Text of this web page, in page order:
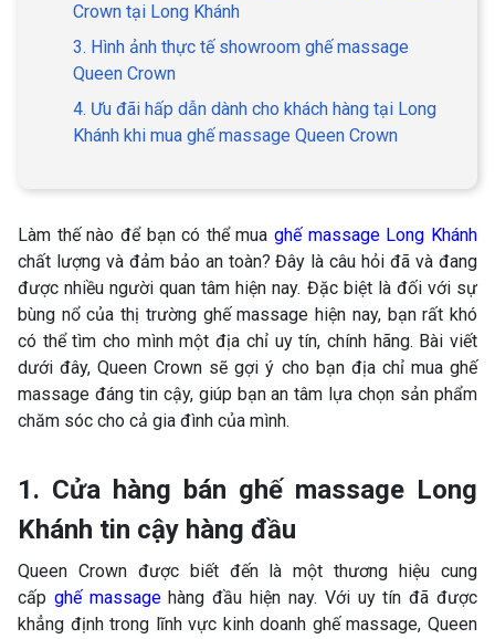
Crown tại Long Khánh
3. Hình ảnh thực tế showroom ghế massage
Queen Crown
4. Ưu đãi hấp dẫn dành cho khách hàng tại Long
Khánh khi mua ghế massage Queen Crown
Làm thế nào để bạn có thể muaghế massage Long Khánh
chất lượng và đảm bảo an toàn? Đây là câu hỏi đã và đang
được nhiều người quan tâm hiện nay. Đặc biệt là đối với sự
bùng nổ của thị trường ghế massage hiện nay, bạn rất khó
có thể tìm cho mình một địa chỉ uy tín, chính hãng. Bài viết
dưới đây, Queen Crown sẽ gợi ý cho bạn địa chỉ mua ghế
massage đáng tin cậy, giúp bạn an tâm lựa chọn sản phẩm
chăm sóc cho cả gia đình của mình.
1. Cửa hàng bán ghế massage Long
Khánh tin cậy hàng đầu
Queen Crown được biết đến là một thương hiệu cung
cấp ghế massagehàng đầu hiện nay. Với uy tín đã được
khẳng định trong lĩnh vực kinh doanh ghế massage, Queen